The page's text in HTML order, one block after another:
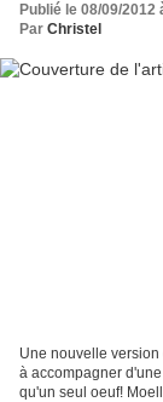
Publié le 08/09/2012
Par Christel
Une nouvelle
à accompagner
qu'un seul oeuf!